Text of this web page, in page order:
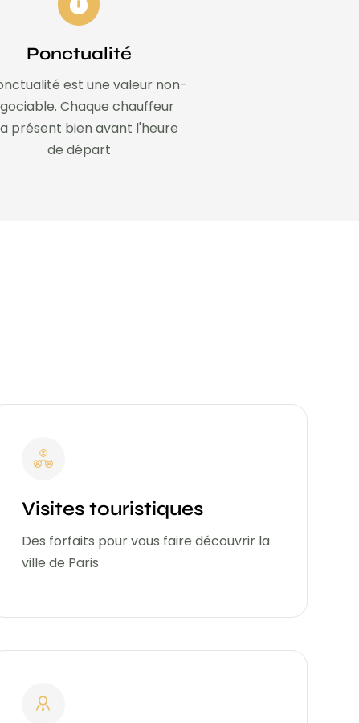
Ponctualité
est une valeur non-
Chaque chauffeur
présent bien avant l'heure
de départ
Visites touristiques
Des forfaits pour vous faire découvrir la
ville de Paris